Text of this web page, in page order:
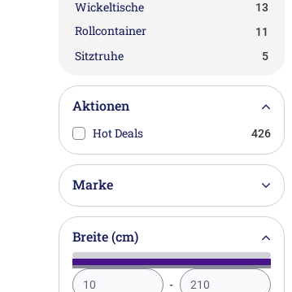
Wickeltische 13
Rollcontainer 11
Sitztruhe 5
Aktionen
Hot Deals 426
Marke
Breite (cm)